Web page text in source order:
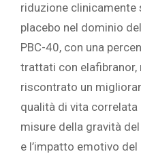
riduzione
placebo nel dominio
PBC-40, con una
trattati con elafibranor,
riscontrato un
qualità di vita
misure della gravità
e l’impatto emotivo del